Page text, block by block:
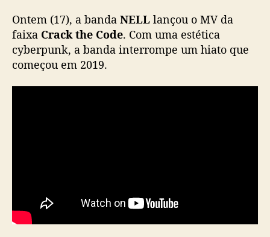
s
d
a
s
Ontem (17), a banda NELL lançou o MV da
faixa Crack the Code. Com uma estética
cyberpunk, a banda interrompe um hiato que
começou em 2019.